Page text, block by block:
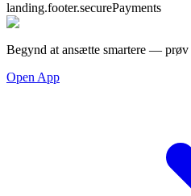
landing.footer.securePayments
Begynd at ansætte smartere —
Open App